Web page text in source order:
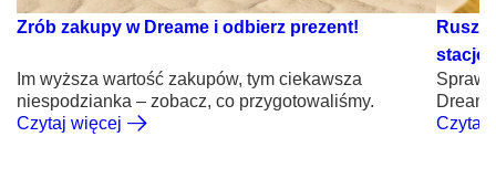
Zrób zakupy w Dreame i odbierz prezent!
Im wyższa wartość zakupów, tym ciekawsza
niespodzianka – zobacz, co przygotowaliśmy.
Czytaj więcej
Czytaj